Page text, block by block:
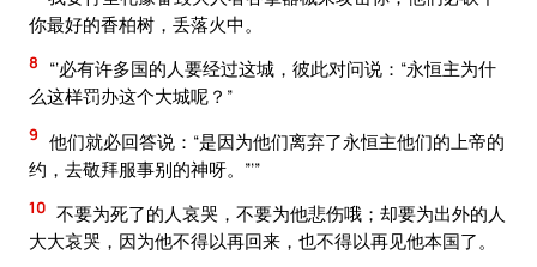
你最好的香柏树，丢落火中。
8
“‘必有许多国的人要经过这城，彼此对问说：“永恒主为什
么这样罚办这个大城呢？”
9 他们就必回答说：“是因为他们离弃了永恒主他们的上帝的
约，去敬拜服事别的神呀。”’”
10 不要为死了的人哀哭，不要为他悲伤哦；却要为出外的人
大大哀哭，因为他不得以再回来，也不得以再见他本国了。